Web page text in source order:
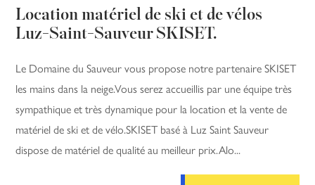
Location matériel de ski et de vélos
Luz-Saint-Sauveur SKISET.
Le Domaine du Sauveur vous propose notre partenaire SKISET
les mains dans la neige.Vous serez accueillis par une équipe très
sympathique et très dynamique pour la location et la vente de
matériel de ski et de vélo.SKISET basé à Luz Saint Sauveur
dispose de matériel de qualité au meilleur prix.Alo...